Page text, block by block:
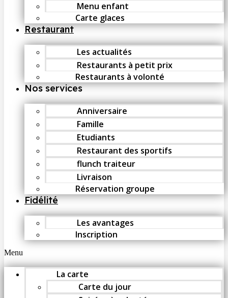
Menu enfant
Carte glaces
Restaurant
Les actualités
Restaurants à petit prix
Restaurants à volonté
Nos services
Anniversaire
Famille
Etudiants
Restaurant des sportifs
flunch traiteur
Livraison
Réservation groupe
Fidélité
Les avantages
Inscription
Menu
La carte
Carte du jour